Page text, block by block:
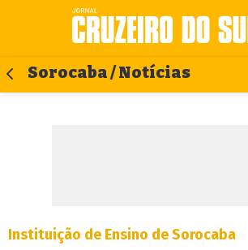
Sorocaba / Notícias
Instituição de Ensino de Sorocaba